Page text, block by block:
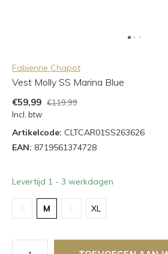
Fabienne Chapot
Vest Molly SS Marina Blue
€59,99 €119,99
Incl. btw
Artikelcode: CLTCAR01SS263626
EAN: 8719561374728
Levertijd 1 - 3 werkdagen
S M L XL